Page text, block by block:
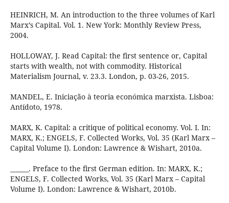
HEINRICH, M. An introduction to the three volumes of Karl
Marx’s Capital. Vol. 1. New York: Monthly Review Press,
2004.
HOLLOWAY, J. Read Capital: the first sentence or, Capital
starts with wealth, not with commodity. Historical
Materialism Journal, v. 23.3. London, p. 03-26, 2015.
MANDEL, E. Iniciação à teoria económica marxista. Lisboa:
Antídoto, 1978.
MARX, K. Capital: a critique of political economy. Vol. I. In:
MARX, K.; ENGELS, F. Collected Works, Vol. 35 (Karl Marx –
Capital Volume I). London: Lawrence & Wishart, 2010a.
______. Preface to the first German edition. In: MARX, K.;
ENGELS, F. Collected Works, Vol. 35 (Karl Marx – Capital
Volume I). London: Lawrence & Wishart, 2010b.